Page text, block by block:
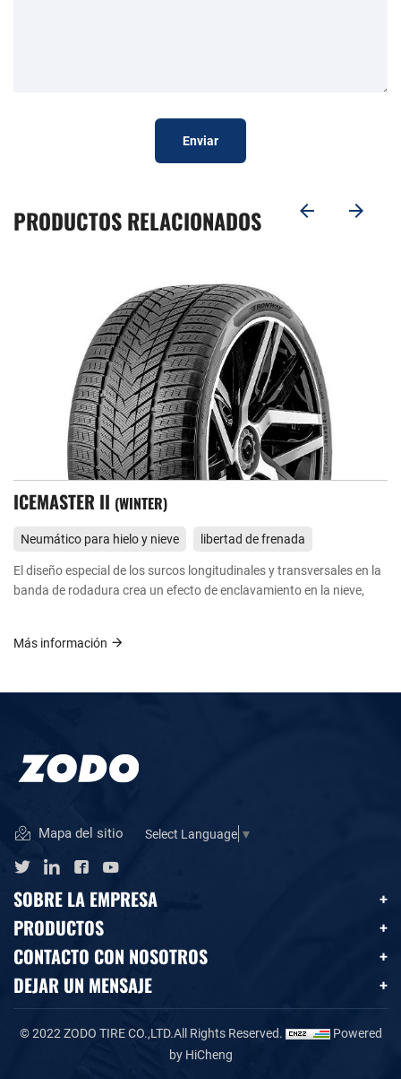
Enviar
PRODUCTOS RELACIONADOS
ICEPOWER 868WINTER
Neumático para hielo y nieve
libertad de frenada
Los bloques altamente saturados de la banda de rodadura en el
exterior garantizan una buena maniobrabilidad, mientras que los
Más información
Mapa del sitio Select Language ▼
SOBRE LA EMPRESA
PRODUCTOS
CONTACTO CON NOSOTROS
DEJAR UN MENSAJE
© 2022 ZODO TIRE CO.,LTD.All Rights Reserved.
Powered
by HiCheng